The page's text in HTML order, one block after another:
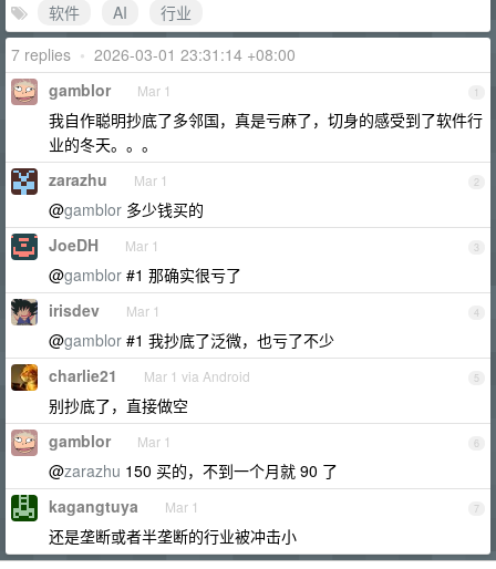
软件
AI
行业
7 replies • 2026-03-01 23:31:14 +08:00
1
gamblor Mar 1
我自作聪明抄底了多邻国，真是亏麻了，切身的感受到了软件行
业的冬天。。。
2
zarazhu Mar 1
@gamblor 多少钱买的
3
JoeDH Mar 1
@gamblor #1 那确实很亏了
4
irisdev Mar 1
@gamblor #1 我抄底了泛微，也亏了不少
5
charlie21 Mar 1 via Android
别抄底了，直接做空
6
gamblor Mar 1
@zarazhu 150 买的，不到一个月就 90 了
7
kagangtuya Mar 1
还是垄断或者半垄断的行业被冲击小